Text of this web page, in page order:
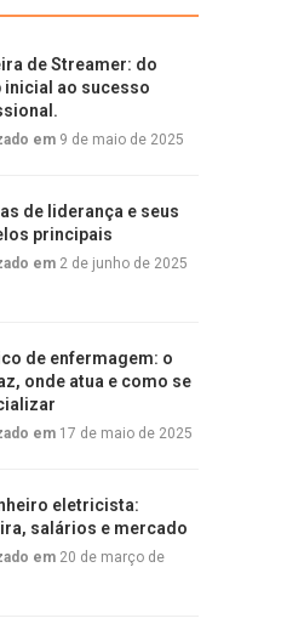
de Streamer: do
inicial ao sucesso
em 9 de maio de 2025
de liderança e seus
principais
em 2 de junho de 2025
de enfermagem: o
onde atua e como se
em 17 de maio de 2025
eletricista:
salários e mercado
em 20 de março de